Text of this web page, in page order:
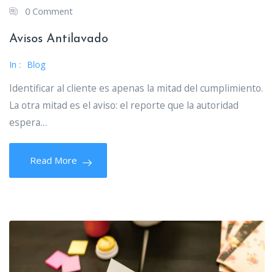
0 Comment
Avisos Antilavado
In : Blog
Identificar al cliente es apenas la mitad del cumplimiento.
La otra mitad es el aviso: el reporte que la autoridad
espera…
Read More